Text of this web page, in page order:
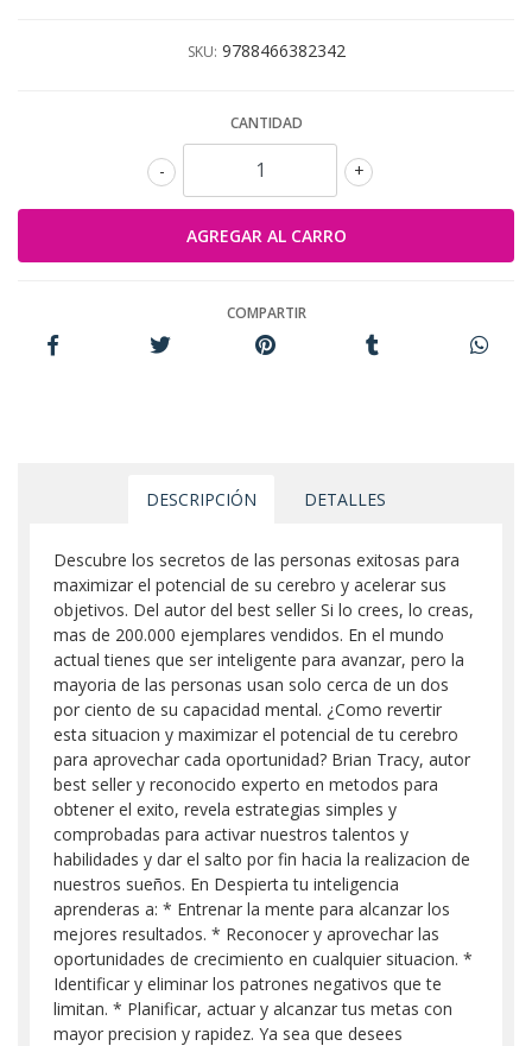
SKU: 9788466382342
CANTIDAD
+
-
COMPARTIR
DESCRIPCIÓN DETALLES
Descubre los secretos de las personas exitosas para
maximizar el potencial de su cerebro y acelerar sus
objetivos. Del autor del best seller Si lo crees, lo creas,
mas de 200.000 ejemplares vendidos. En el mundo
actual tienes que ser inteligente para avanzar, pero la
mayoria de las personas usan solo cerca de un dos
por ciento de su capacidad mental. ¿Como revertir
esta situacion y maximizar el potencial de tu cerebro
para aprovechar cada oportunidad? Brian Tracy, autor
best seller y reconocido experto en metodos para
obtener el exito, revela estrategias simples y
comprobadas para activar nuestros talentos y
habilidades y dar el salto por fin hacia la realizacion de
nuestros sueños. En Despierta tu inteligencia
aprenderas a: * Entrenar la mente para alcanzar los
mejores resultados. * Reconocer y aprovechar las
oportunidades de crecimiento en cualquier situacion. *
Identificar y eliminar los patrones negativos que te
limitan. * Planificar, actuar y alcanzar tus metas con
mayor precision y rapidez. Ya sea que desees